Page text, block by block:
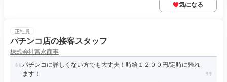
気になる
正社員
パチンコ店の接客スタッフ
株式会社宮永商事
パチンコに詳しくない方でも大丈夫！時給１２００円/定時に帰れ
ます！